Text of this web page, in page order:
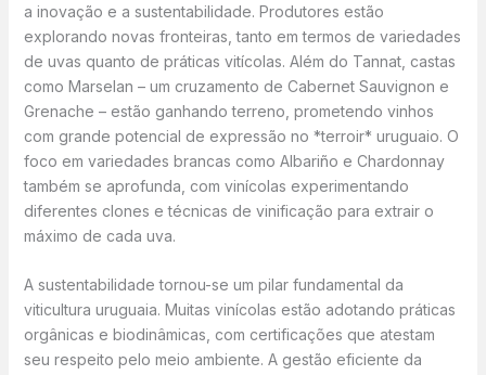
a inovação e a sustentabilidade. Produtores estão
explorando novas fronteiras, tanto em termos de variedades
de uvas quanto de práticas vitícolas. Além do Tannat, castas
como Marselan – um cruzamento de Cabernet Sauvignon e
Grenache – estão ganhando terreno, prometendo vinhos
com grande potencial de expressão no *terroir* uruguaio. O
foco em variedades brancas como Albariño e Chardonnay
também se aprofunda, com vinícolas experimentando
diferentes clones e técnicas de vinificação para extrair o
máximo de cada uva.
A sustentabilidade tornou-se um pilar fundamental da
viticultura uruguaia. Muitas vinícolas estão adotando práticas
orgânicas e biodinâmicas, com certificações que atestam
seu respeito pelo meio ambiente. A gestão eficiente da